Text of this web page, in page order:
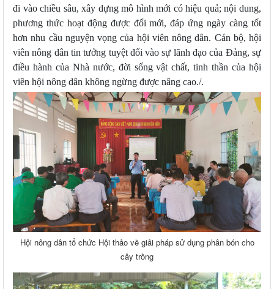
đi vào chiều sâu, xây dựng mô hình mới có hiệu quả; nội dung,
phương thức hoạt động được đổi mới, đáp ứng ngày càng tốt
hơn nhu cầu nguyện vọng của hội viên nông dân. Cán bộ, hội
viên nông dân tin tưởng tuyệt đối vào sự lãnh đạo của Đảng, sự
điều hành của Nhà nước, đời sống vật chất, tinh thần của hội
viên hội nông dân không ngừng được nâng cao./.
Hội nông dân tổ chức Hội thảo về giải pháp sử dụng phân bón cho
cây trồng